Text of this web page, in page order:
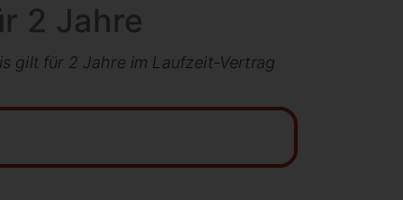
2 Jahre
gilt für 2 Jahre im Laufzeit-Vertrag